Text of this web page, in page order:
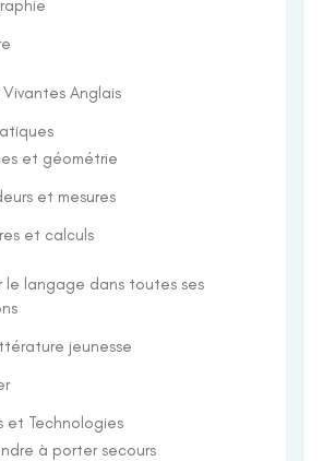
Vivantes Anglais
et géométrie
et mesures
et calculs
le langage dans toutes ses
jeunesse
et Technologies
à porter secours